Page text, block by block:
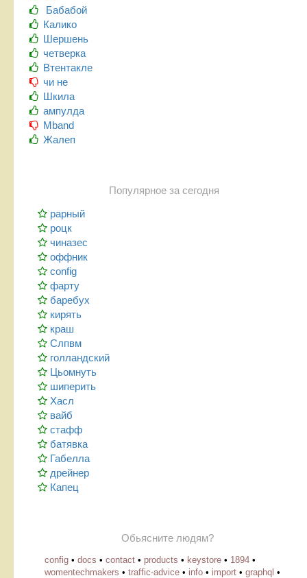
Бабабой
Калико
Шершень
четверка
Втентакле
чи не
Шкила
ампулда
Mband
Жалеп
Популярное за сегодня
рарный
роцк
чиназес
оффник
config
фарту
баребух
кирять
краш
Слпвм
голландский
Цьомнуть
шиперить
Хасл
вайб
стафф
батявка
Габелла
дрейнер
Капец
Обьясните людям?
config • docs • contact • products • keystore • 1894 •
womentechmakers • traffic-advice • info • import • graphql •